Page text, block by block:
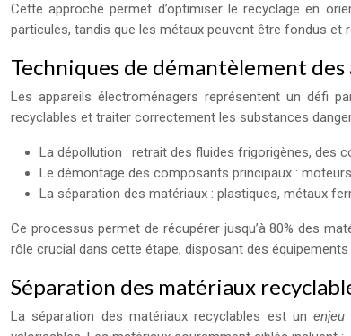
Cette approche permet d’optimiser le recyclage en
particules, tandis que les métaux peuvent être fondus et
Techniques de démantèlement
Les appareils électroménagers représentent un défi
recyclables et traiter correctement les substances
La dépollution : retrait des fluides frigorigènes, des
Le démontage des composants principaux :
La séparation des matériaux : plastiques, métaux
Ce processus permet de récupérer jusqu’à 80% des
rôle crucial dans cette étape, disposant des
Séparation des matériaux
La séparation des matériaux recyclables est unenjeu